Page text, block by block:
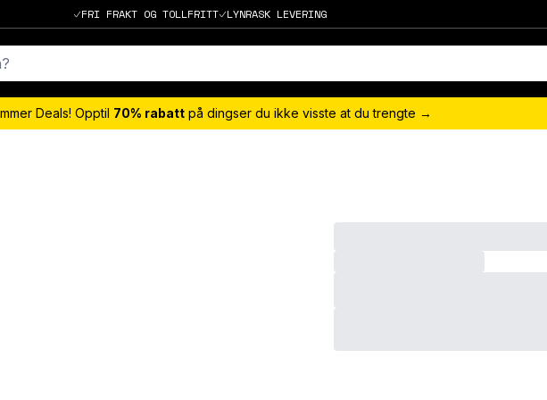
FRI FRAKT OG TOLLFRITT LYNRASK LEVERING
Deals! Opptil 70% rabattpå dingser du ikke visste at du trengte →